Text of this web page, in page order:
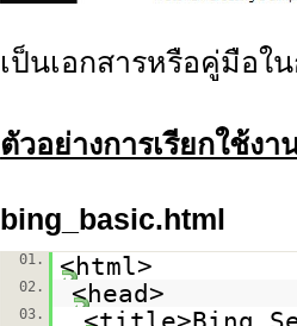
เป็นเอกสารหรือคู่มือใ
ตัวอย่างการเรียกใช้ง
bing_basic.html
01. <html>
02. <head>
03.